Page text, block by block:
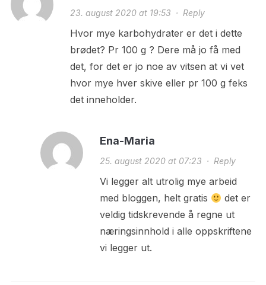
23. august 2020 at 19:53 · Reply
Hvor mye karbohydrater er det i dette
brødet? Pr 100 g ? Dere må jo få med
det, for det er jo noe av vitsen at vi vet
hvor mye hver skive eller pr 100 g feks
det inneholder.
Ena-Maria
25. august 2020 at 07:23 · Reply
Vi legger alt utrolig mye arbeid
med bloggen, helt gratis
det er
veldig tidskrevende å regne ut
næringsinnhold i alle oppskriftene
vi legger ut.